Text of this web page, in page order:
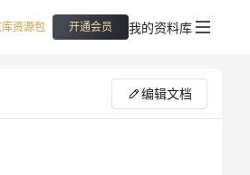
资源包 开通会员 我的资料库
编辑文档